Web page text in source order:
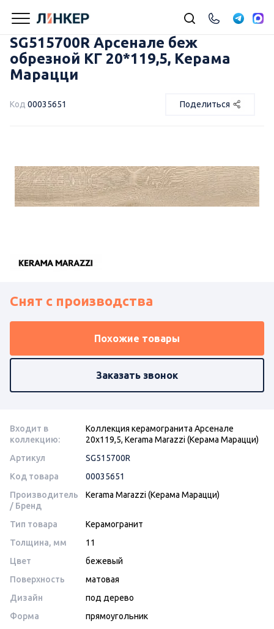
SG515700R Арсенале беж
обрезной КГ 20*119,5, Керама
Марацци
Код 00035651 Поделиться
Снят с производства
Похожие товары
Заказать звонок
Входит в
коллекцию:
Коллекция керамогранита Арсенале
20х119,5, Kerama Marazzi (Керама Марацци)
Артикул
SG515700R
Код товара
00035651
Производитель
/ Бренд
Kerama Marazzi (Керама Марацци)
Тип товара
Керамогранит
Толщина, мм
11
Цвет
бежевый
Поверхность
матовая
Дизайн
под дерево
Форма
прямоугольник